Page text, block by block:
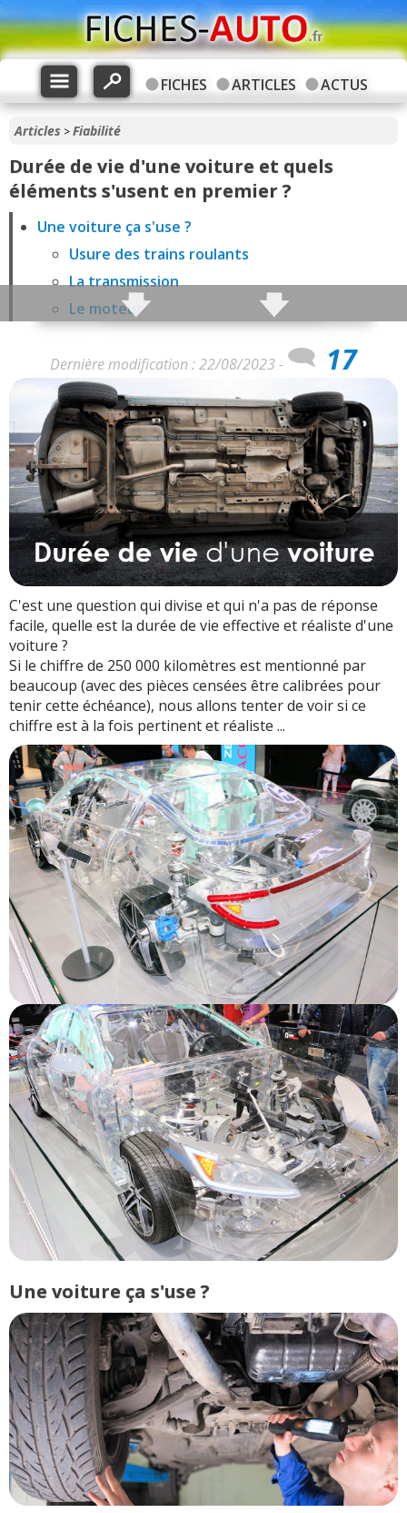
FICHES ARTICLES ACTUS
Articles >Fiabilité
Durée de vie d'une voiture et quels
éléments s'usent en premier ?
Une voiture ça s'use ?
Usure des trains roulants
La transmission
Le moteur
Voiture électrique ?
Durée de vie en kilomètres : une bêtise ?
Durée de vie : un argument commercial ?
Estimer la vraie durée de vie d'une auto
Profil type d'une voiture durable
Dernière modification : 22/08/2023 - 17
C'est une question qui divise et qui n'a pas de réponse
facile, quelle est la durée de vie effective et réaliste d'une
voiture ?
Si le chiffre de 250 000 kilomètres est mentionné par
beaucoup (avec des pièces censées être calibrées pour
tenir cette échéance), nous allons tenter de voir si ce
chiffre est à la fois pertinent et réaliste ...
Une voiture ça s'use ?